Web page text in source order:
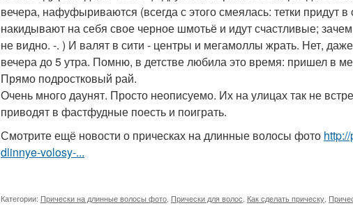
вечера, нафуфыриваются (всегда с этого смеялась: тетки придут
накидывают на себя свое черное шмотьё и идут счастливые; зачем
не видно. -. ) И валят в сити - центры и мегамоллы жрать. Нет,
вечера до 5 утра. Помню, в детстве любила это время: пришел в
Прямо подростковый рай.
Очень много даунят. Просто неописуемо. Их на улицах так не
приводят в фастфудные поесть и поиграть.
Смотрите ещё новости о прическах на длинные волосы фото
dlinnye-volosy-...
Категории: Прически на длинные волосы фото Прически для волос Как сделать прическу